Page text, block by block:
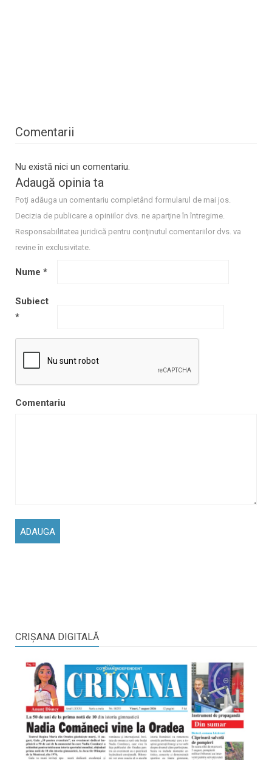
Comentarii
Nu există nici un comentariu.
Adaugă opinia ta
Poţi adăuga un comentariu completând formularul de mai jos.
Decizia de publicare a opiniilor dvs. ne aparţine în întregime.
Responsabilitatea juridică pentru conţinutul comentariilor dvs. va
revine în exclusivitate.
Nume *
Subiect
*
Comentariu
CRIŞANA DIGITALĂ